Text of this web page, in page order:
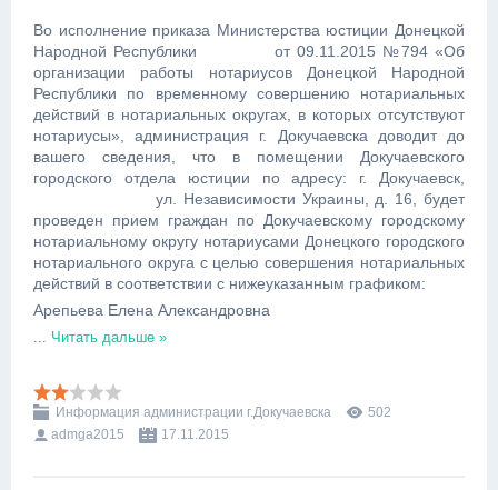
Во исполнение приказа Министерства юстиции Донецкой
Народной Республики от 09.11.2015 №794 «Об
организации работы нотариусов Донецкой Народной
Республики по временному совершению нотариальных
действий в нотариальных округах, в которых отсутствуют
нотариусы», администрация г. Докучаевска доводит до
вашего сведения, что в помещении Докучаевского
городского отдела юстиции по адресу: г. Докучаевск,
ул. Независимости Украины, д. 16, будет
проведен прием граждан по Докучаевскому городскому
нотариальному округу нотариусами Донецкого городского
нотариального округа с целью совершения нотариальных
действий в соответствии с нижеуказанным графиком:
Арепьева Елена Александровна
... Читать дальше »
Информация администрации г.Докучаевска
502
admga2015
17.11.2015